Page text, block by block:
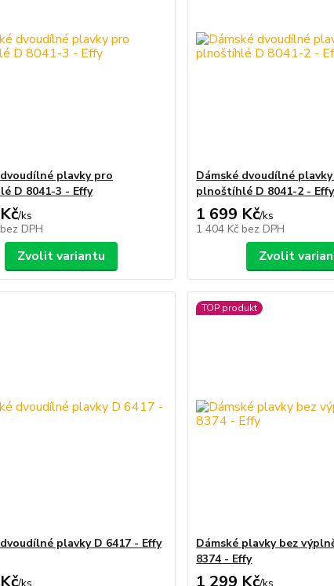
plavky pro
D 8041-3 - Effy
/ks
bez DPH
Zvolit variantu
Dámské dvoudílné
plnoštíhlé D 8041-2 - Effy
1 699 Kč/ks
1 404 Kč bez DPH
Zvolit
plavky D 6417 - Effy
TOP produkt
Dámské plavky bez
8374 - Effy
1 299 Kč